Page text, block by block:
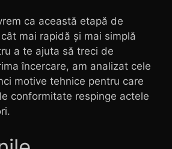
ca această etapă de
mai rapidă și mai simplă
a te ajuta să treci de
încercare, am analizat cele
motive tehnice pentru care
conformitate respinge actele